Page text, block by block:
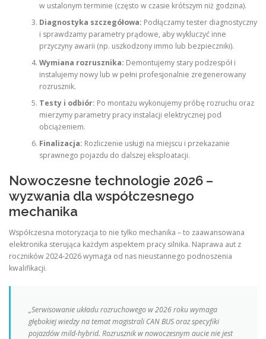
w ustalonym terminie (często w czasie krótszym niż godzina).
Diagnostyka szczegółowa: Podłączamy tester diagnostyczny
i sprawdzamy parametry prądowe, aby wykluczyć inne
przyczyny awarii (np. uszkodzony immo lub bezpieczniki).
Wymiana rozrusznika: Demontujemy stary podzespół i
instalujemy nowy lub w pełni profesjonalnie zregenerowany
rozrusznik.
Testy i odbiór: Po montażu wykonujemy próbę rozruchu oraz
mierzymy parametry pracy instalacji elektrycznej pod
obciążeniem.
Finalizacja: Rozliczenie usługi na miejscu i przekazanie
sprawnego pojazdu do dalszej eksploatacji.
Nowoczesne technologie 2026 –
wyzwania dla współczesnego
mechanika
Współczesna motoryzacja to nie tylko mechanika – to zaawansowana
elektronika sterująca każdym aspektem pracy silnika. Naprawa aut z
roczników 2024-2026 wymaga od nas nieustannego podnoszenia
kwalifikacji.
„Serwisowanie układu rozruchowego w 2026 roku wymaga
głębokiej wiedzy na temat magistrali CAN BUS oraz specyfiki
pojazdów mild-hybrid. Rozrusznik w nowoczesnym aucie nie jest